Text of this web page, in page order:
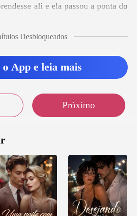
Desbloqueados
o App e leia mais
Próximo